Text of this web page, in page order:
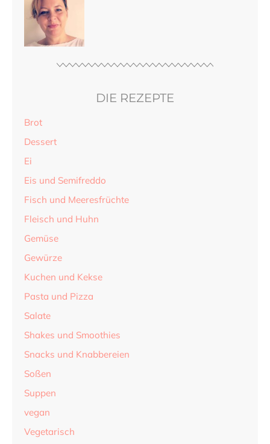
DIE REZEPTE
Brot
Dessert
Ei
Eis und Semifreddo
Fisch und Meeresfrüchte
Fleisch und Huhn
Gemüse
Gewürze
Kuchen und Kekse
Pasta und Pizza
Salate
Shakes und Smoothies
Snacks und Knabbereien
Soßen
Suppen
vegan
Vegetarisch